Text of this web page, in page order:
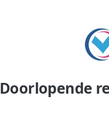
Doorlopende